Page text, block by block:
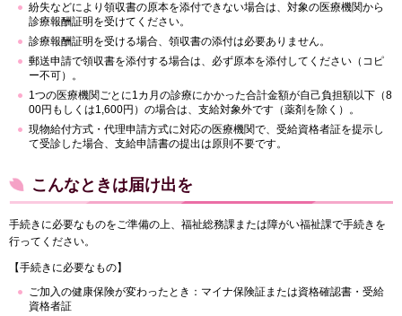
紛失などにより領収書の原本を添付できない場合は、対象の医療機関から
診療報酬証明を受けてください。
診療報酬証明を受ける場合、領収書の添付は必要ありません。
郵送申請で領収書を添付する場合は、必ず原本を添付してください（コピ
ー不可）。
1つの医療機関ごとに1カ月の診療にかかった合計金額が自己負担額以下（8
00円もしくは1,600円）の場合は、支給対象外です（薬剤を除く）。
現物給付方式・代理申請方式に対応の医療機関で、受給資格者証を提示し
て受診した場合、支給申請書の提出は原則不要です。
こんなときは届け出を
手続きに必要なものをご準備の上、福祉総務課または障がい福祉課で手続きを
行ってください。
【手続きに必要なもの】
ご加入の健康保険が変わったとき：マイナ保険証または資格確認書・受給
資格者証